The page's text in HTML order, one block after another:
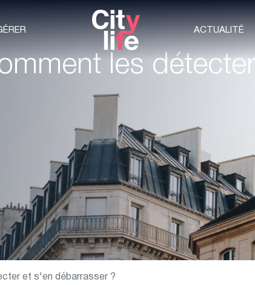
ACTUALITÉ
les
et s'en débarrasser ?